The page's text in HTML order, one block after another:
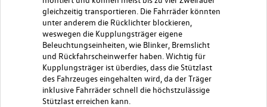
gleichzeitig transportieren. Die Fahrräder könnten
unter anderem die Rücklichter blockieren,
weswegen die Kupplungsträger eigene
Beleuchtungseinheiten, wie Blinker, Bremslicht
und Rückfahrscheinwerfer haben. Wichtig für
Kupplungsträger ist überdies, dass die Stützlast
des Fahrzeuges eingehalten wird, da der Träger
inklusive Fahrräder schnell die höchstzulässige
Stützlast erreichen kann.